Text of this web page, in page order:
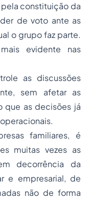
constituição da
de voto ante as
o grupo faz parte.
evidente nas
as discussões
sem afetar as
que as decisões já
familiares, é
muitas vezes as
decorrência da
e empresarial, de
não de forma